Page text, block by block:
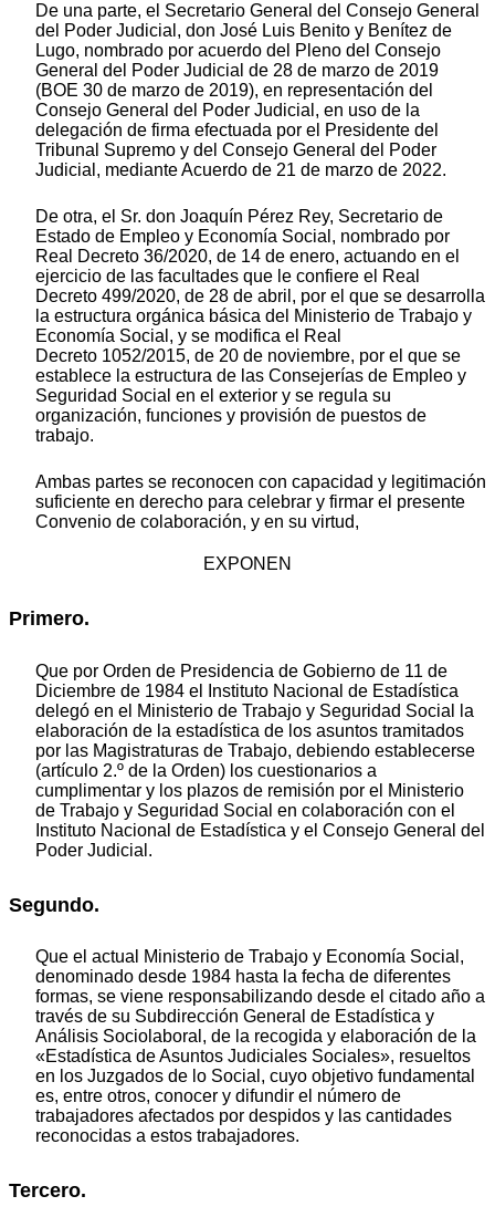
De una parte, el Secretario General del Consejo General
del Poder Judicial, don José Luis Benito y Benítez de
Lugo, nombrado por acuerdo del Pleno del Consejo
General del Poder Judicial de 28 de marzo de 2019
(BOE 30 de marzo de 2019), en representación del
Consejo General del Poder Judicial, en uso de la
delegación de firma efectuada por el Presidente del
Tribunal Supremo y del Consejo General del Poder
Judicial, mediante Acuerdo de 21 de marzo de 2022.
De otra, el Sr. don Joaquín Pérez Rey, Secretario de
Estado de Empleo y Economía Social, nombrado por
Real Decreto 36/2020, de 14 de enero, actuando en el
ejercicio de las facultades que le confiere el Real
Decreto 499/2020, de 28 de abril, por el que se desarrolla
la estructura orgánica básica del Ministerio de Trabajo y
Economía Social, y se modifica el Real
Decreto 1052/2015, de 20 de noviembre, por el que se
establece la estructura de las Consejerías de Empleo y
Seguridad Social en el exterior y se regula su
organización, funciones y provisión de puestos de
trabajo.
Ambas partes se reconocen con capacidad y legitimación
suficiente en derecho para celebrar y firmar el presente
Convenio de colaboración, y en su virtud,
EXPONEN
Primero.
Que por Orden de Presidencia de Gobierno de 11 de
Diciembre de 1984 el Instituto Nacional de Estadística
delegó en el Ministerio de Trabajo y Seguridad Social la
elaboración de la estadística de los asuntos tramitados
por las Magistraturas de Trabajo, debiendo establecerse
(artículo 2.º de la Orden) los cuestionarios a
cumplimentar y los plazos de remisión por el Ministerio
de Trabajo y Seguridad Social en colaboración con el
Instituto Nacional de Estadística y el Consejo General del
Poder Judicial.
Segundo.
Que el actual Ministerio de Trabajo y Economía Social,
denominado desde 1984 hasta la fecha de diferentes
formas, se viene responsabilizando desde el citado año a
través de su Subdirección General de Estadística y
Análisis Sociolaboral, de la recogida y elaboración de la
«Estadística de Asuntos Judiciales Sociales», resueltos
en los Juzgados de lo Social, cuyo objetivo fundamental
es, entre otros, conocer y difundir el número de
trabajadores afectados por despidos y las cantidades
reconocidas a estos trabajadores.
Tercero.